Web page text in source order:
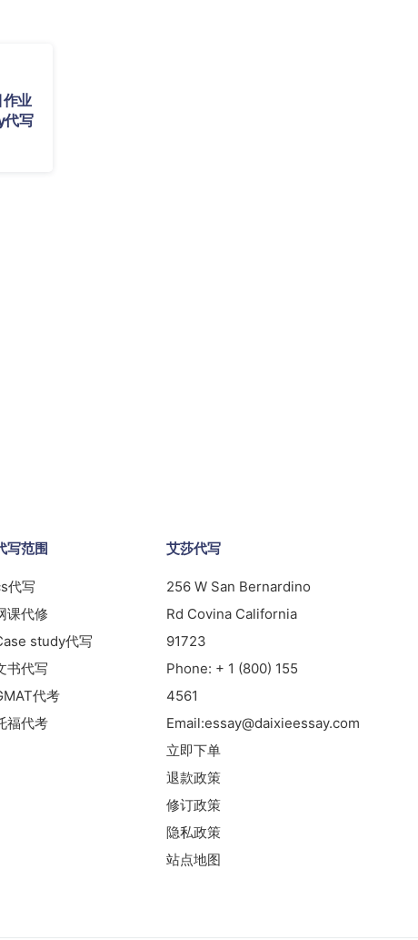
业
代写
写范围
代写
课代修
study代写
书代写
代考
福代考
艾莎代写
256 W San Bernardino
Rd Covina California
91723
Phone: + 1 (800) 155
4561
Email:essay@daixieessay.com
立即下单
退款政策
修订政策
隐私政策
站点地图